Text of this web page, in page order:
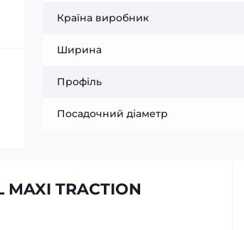
Країна виробник
Ширина
Профіль
Посадочний діаметр
TRACTION